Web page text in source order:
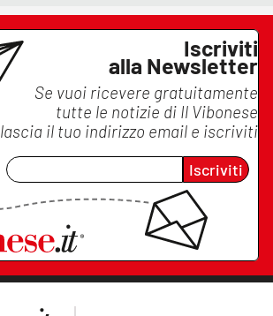
Iscriviti
alla Newsletter
Se vuoi ricevere gratuitamente
tutte le notizie di Il Vibonese
lascia il tuo indirizzo email e iscriviti
Iscriviti